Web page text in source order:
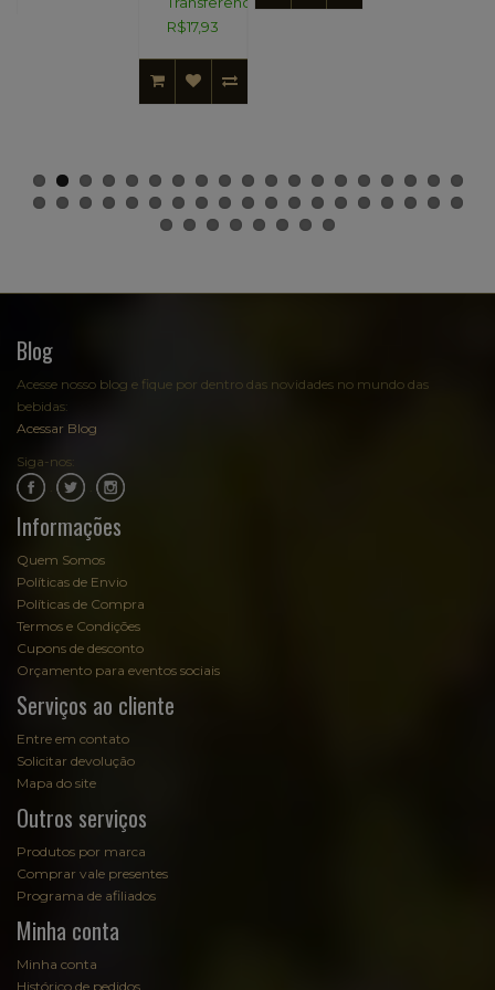
R$17,93
Blog
Acesse nosso blog e fique por dentro das novidades no mundo das
bebidas:
Acessar Blog
Siga-nos:
Informações
Quem Somos
Políticas de Envio
Políticas de Compra
Termos e Condições
Cupons de desconto
Orçamento para eventos sociais
Serviços ao cliente
Entre em contato
Solicitar devolução
Mapa do site
Outros serviços
Produtos por marca
Comprar vale presentes
Programa de afiliados
Minha conta
Minha conta
Histórico de pedidos